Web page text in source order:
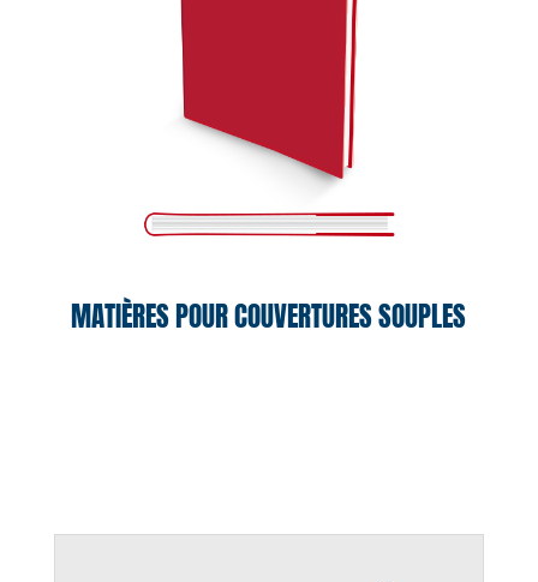
MATIÈRES POUR COUVERTURES SOUPLES